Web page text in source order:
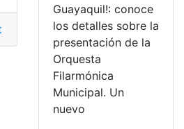
municipio de Guayaquil,obtener
Guayaquil!: conoce
los detalles sobre la
presentación de la
Orquesta
Filarmónica
Municipal. Un
nuevo